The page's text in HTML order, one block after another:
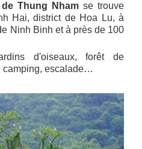
Thung Nham se trouve
Hai, district de Hoa Lu, à
Ninh Binh et à près de 100
d'oiseaux, forêt de
camping, escalade…